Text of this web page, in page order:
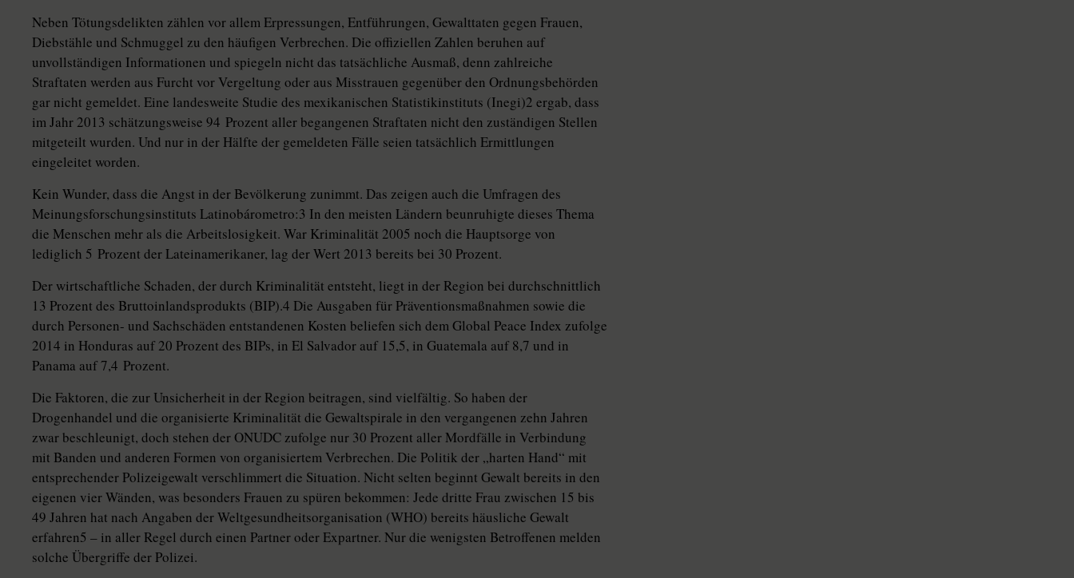
Neben Tötungsdelikten zählen vor allem Erpressungen, Entführungen, Gewalttaten gegen Frauen,
Diebstähle und Schmuggel zu den häufigen Verbrechen. Die offiziellen Zahlen beruhen auf
unvollständigen Informationen und spiegeln nicht das tatsächliche Ausmaß, denn zahlreiche
Straftaten werden aus Furcht vor Vergeltung oder aus Misstrauen gegenüber den Ordnungsbehörden
gar nicht gemeldet. Eine landesweite Studie des mexikanischen Statistikinstituts (Inegi)2 ergab, dass
im Jahr 2013 schätzungsweise 94 Prozent aller begangenen Straftaten nicht den zuständigen Stellen
mitgeteilt wurden. Und nur in der Hälfte der gemeldeten Fälle seien tatsächlich Ermittlungen
eingeleitet worden.
Kein Wunder, dass die Angst in der Bevölkerung zunimmt. Das zeigen auch die Umfragen des
Meinungsforschungsinstituts Latinobárometro:3 In den meisten Ländern beunruhigte dieses Thema
die Menschen mehr als die Arbeitslosigkeit. War Kriminalität 2005 noch die Hauptsorge von
lediglich 5 Prozent der Lateinamerikaner, lag der Wert 2013 bereits bei 30 Prozent.
Der wirtschaftliche Schaden, der durch Kriminalität entsteht, liegt in der Region bei durchschnittlich
13 Prozent des Bruttoinlandsprodukts (BIP).4 Die Ausgaben für Präventionsmaßnahmen sowie die
durch Personen- und Sachschäden entstandenen Kosten beliefen sich dem Global Peace Index zufolge
2014 in Honduras auf 20 Prozent des BIPs, in El Salvador auf 15,5, in Guatemala auf 8,7 und in
Panama auf 7,4 Prozent.
Die Faktoren, die zur Unsicherheit in der Region beitragen, sind vielfältig. So haben der
Drogenhandel und die organisierte Kriminalität die Gewaltspirale in den vergangenen zehn Jahren
zwar beschleunigt, doch stehen der ONUDC zufolge nur 30 Prozent aller Mordfälle in Verbindung
mit Banden und anderen Formen von organisiertem Verbrechen. Die Politik der „harten Hand“ mit
entsprechender Polizeigewalt verschlimmert die Situation. Nicht selten beginnt Gewalt bereits in den
eigenen vier Wänden, was besonders Frauen zu spüren bekommen: Jede dritte Frau zwischen 15 bis
49 Jahren hat nach Angaben der Weltgesundheitsorganisation (WHO) bereits häusliche Gewalt
erfahren5 – in aller Regel durch einen Partner oder Expartner. Nur die wenigsten Betroffenen melden
solche Übergriffe der Polizei.